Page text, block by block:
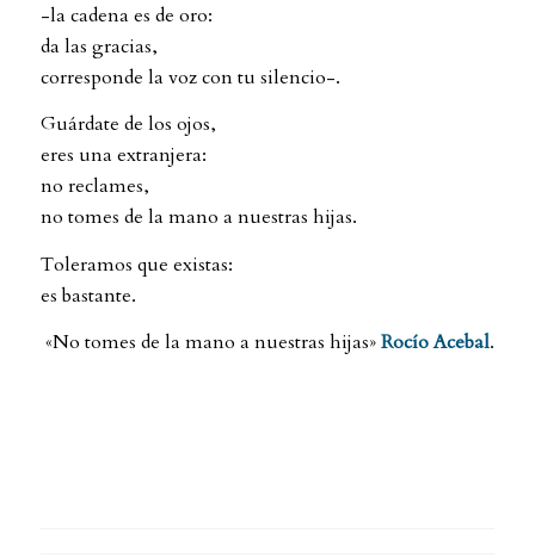
-la cadena es de oro:
da las gracias,
corresponde la voz con tu silencio-.
Guárdate de los ojos,
eres una extranjera:
no reclames,
no tomes de la mano a nuestras hijas.
Toleramos que existas:
es bastante.
«No tomes de la mano a nuestras hijas»Rocío Acebal.